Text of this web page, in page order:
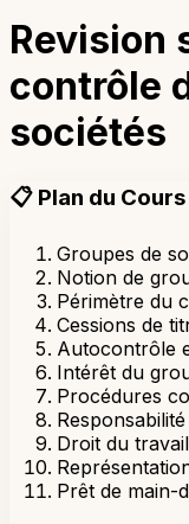
Revision
contrôle
sociétés
📋 Plan du Cours
Groupes de
Notion de
Périmètre du
Cessions de
Autocontrôle
Intérêt du
Procédures
Droit du
Prêt de